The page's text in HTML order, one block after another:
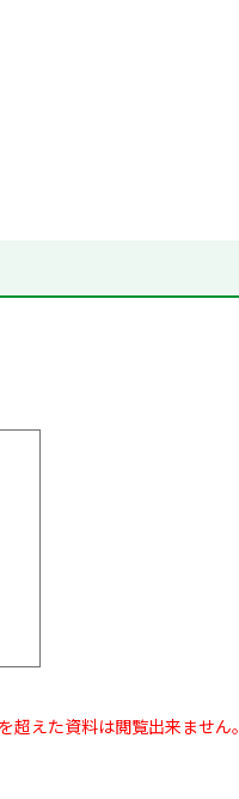
超えた資料は閲覧出来ません。